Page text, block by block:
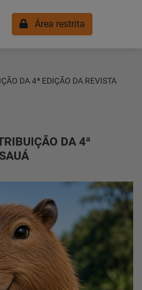
Área restrita
DA 4ª EDIÇÃO DA REVISTA
DA 4ª